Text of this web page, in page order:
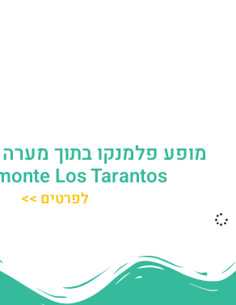
Los Tarantos
לפרטים >>